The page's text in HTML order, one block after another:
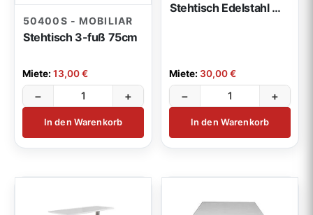
50400S - MOBILIAR
Stehtisch 3-fuß 75cm
Miete:13,00 €
− +
In den Warenkorb
Stehtisch Edelstahl weiß 80x80x110cm
Miete: 30,00 €
− +
In den Warenkorb